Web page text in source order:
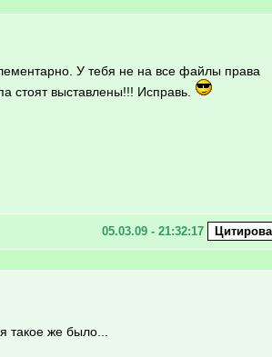
У тебя не на все файлы права
стоят выставлены!!! Исправь.
05.03.09 - 21:32:17
такое же было...